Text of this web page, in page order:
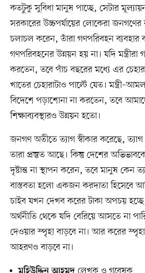
কতটুকু সুবিধা মানুষ পাচ্ছে, সেটার
সরকারের উচ্চপর্যায়ের লোকেরা জনগণের
চলাচল করেন, তাঁরা গণপরিবহন
গণপরিবহনের উন্নয়ন হয় না। যদি
করতেন, তবে পাঁচ বছরের মধ্যে এর চেহারা
খাতের চেহারাটাও পাল্টে যেত।
বিদেশে পড়াশোনা না করতেন, তবে
শিক্ষাব্যবস্থারও উন্নয়ন হতো।
জনগণ অতীতে ত্যাগ স্বীকার করেছে,
তারা প্রস্তুত আছে। কিন্তু দেশের
দৃষ্টান্ত না স্থাপন করেন, তবে মানুষ কেন
বাস্তবতা হলো একজন করদাতা হিসেবে
চাইব যখন দেখব করের টাকা অপচয়
অর্থনীতি থেকে যদি বেরিয়ে আসতে না
দেওয়ার স্পৃহা বাড়বে না। আর করের
আহরণও বাড়বে না।